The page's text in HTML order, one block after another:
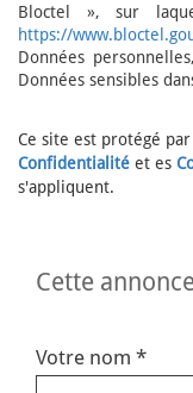
Bloctel », sur
https://
Données
Données sensibles
Ce site est protégé par
Confidentialité et es
s'appliquent.
cette
Votre nom *